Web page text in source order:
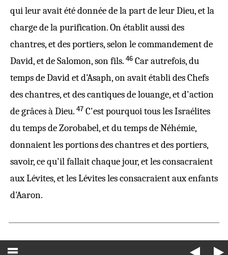
qui leur avait été donnée de la part de leur Dieu, et la
charge de la purification.On établitaussi des
chantres, et des portiers, selon le commandement de
David, et de Salomon, son fils. 46 Car autrefois, du
temps de David et d'Asaph, on avait établi des Chefs
des chantres, et des cantiques de louange, et d'action
de grâces à Dieu. 47 C'est pourquoi tous les Israélites
du temps de Zorobabel, et du temps de Néhémie,
donnaient les portions des chantres et des portiers,
savoir, ce qu'il fallait chaque jour, et les consacraient
aux Lévites, et les Lévites les consacraient aux enfants
d'Aaron.